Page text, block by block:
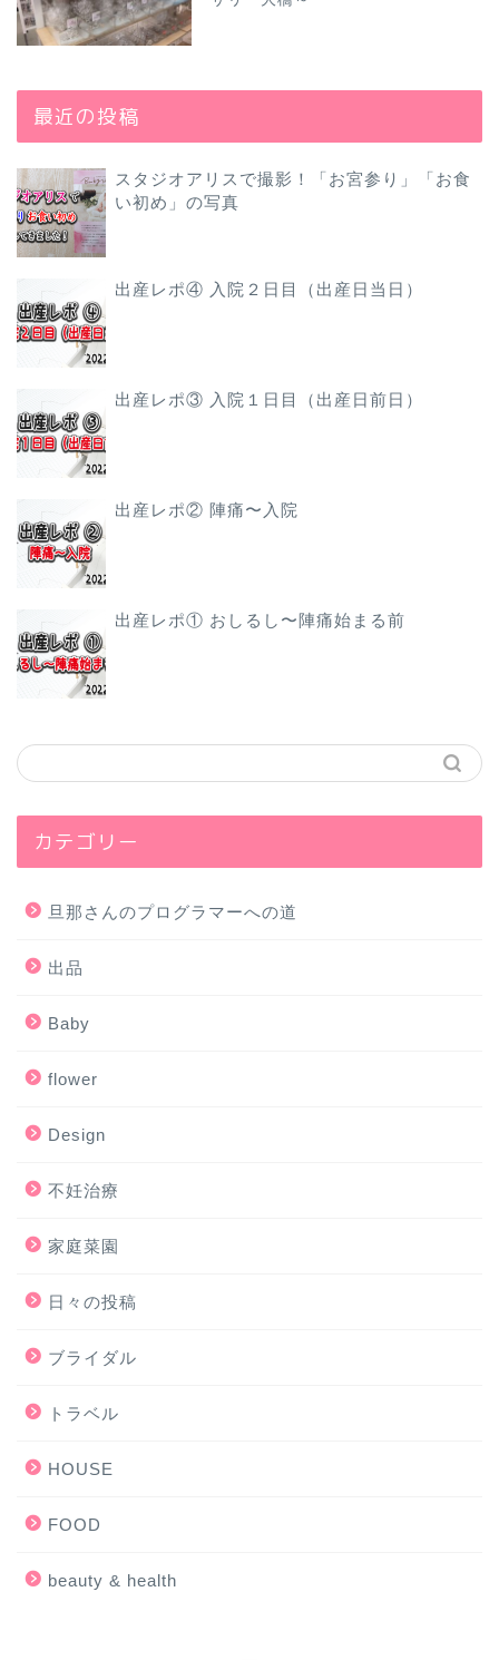
最近の投稿
スタジオアリスで撮影！「お宮参り」「お食
い初め」の写真
出産レポ④ 入院２日目（出産日当日）
出産レポ③ 入院１日目（出産日前日）
出産レポ② 陣痛〜入院
出産レポ① おしるし〜陣痛始まる前
カテゴリー
旦那さんのプログラマーへの道
出品
Baby
flower
Design
不妊治療
家庭菜園
日々の投稿
ブライダル
トラベル
HOUSE
FOOD
beauty & health